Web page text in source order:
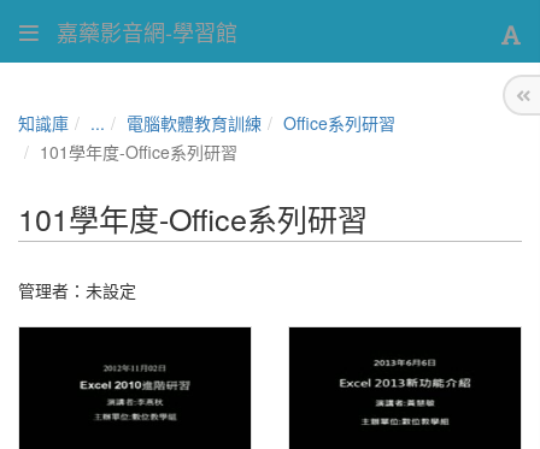
嘉藥影音網-學習館
知識庫 ... 電腦軟體教育訓練
Office系列研習
101學年度-Office系列研習
101學年度-Office系列研習
管理者：未設定